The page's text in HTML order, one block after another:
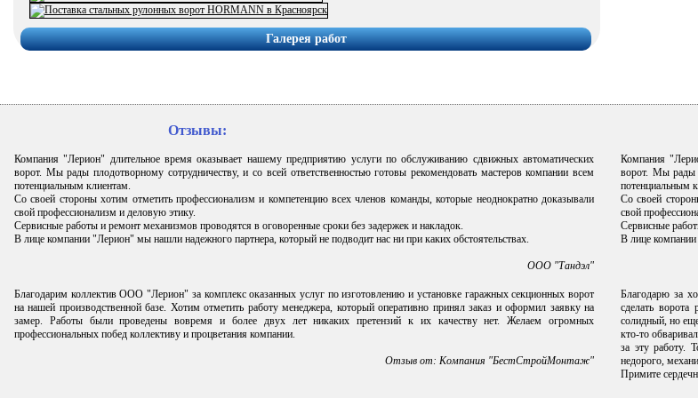
Галерея работ
Отзывы:
Компания "Лерион" длительное время оказывает нашему предприятию услуги по обслуживанию сдвижных автоматических
ворот. Мы рады плодотворному сотрудничеству, и со всей ответственностью готовы рекомендовать мастеров компании всем
потенциальным клиентам.
Со своей стороны хотим отметить профессионализм и компетенцию всех членов команды, которые неоднократно доказывали
свой профессионализм и деловую этику.
Сервисные работы и ремонт механизмов проводятся в оговоренные сроки без задержек и накладок.
В лице компании "Лерион" мы нашли надежного партнера, который не подводит нас ни при каких обстоятельствах.
ООО "Тандэл"
Компания
ворот. Мы рады
потенциальным
Со своей
свой
Сервисные
В лице компании
Благодарим коллектив ООО "Лерион" за комплекс оказанных услуг по изготовлению и установке гаражных секционных ворот
на нашей производственной базе. Хотим отметить работу менеджера, который оперативно принял заказ и оформил заявку на
замер. Работы были проведены вовремя и более двух лет никаких претензий к их качеству нет. Желаем огромных
профессиональных побед коллективу и процветания компании.
Отзыв от: Компания "БестСтройМонтаж"
Благодарю за
сделать
солидный, но
кто-то
за эту работу.
недорого,
Примите